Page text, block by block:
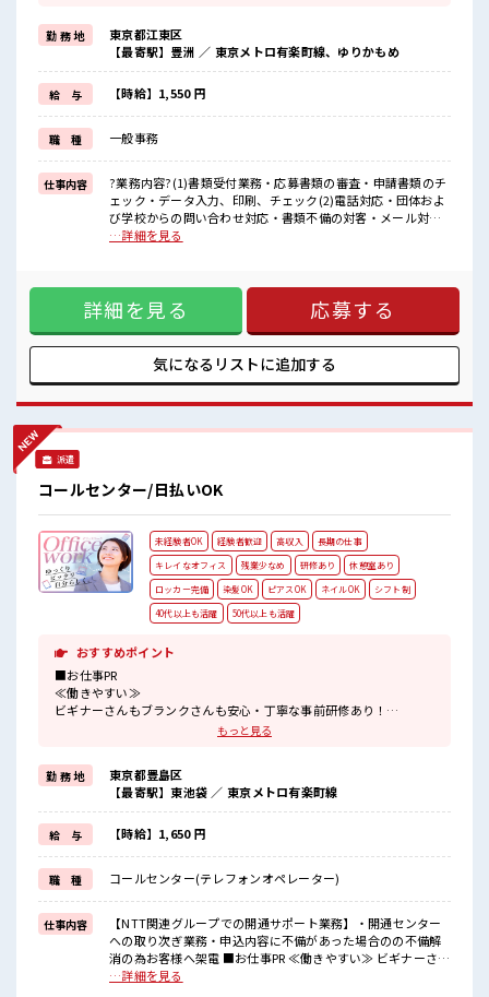
ビギナーさんもブランクさんも安心・丁寧な事前研修あり！
≪経験者活躍中≫
これまでの経験を活かしませんか？
ブランクがあっても大丈夫♪
経験はちょっとだけ…という方もOK！
≪女性も働きやすい職場≫
もちろん男性の応募も歓迎ですよ！
≪時間にメリハリを≫
残業はほとんどナシ！
場合によってはお願いすることもあります♪
≪週休2日制≫
週末は家族や友人と一緒にプライベート満喫！
応募お待ちしております！
キバツ過ぎなければ髪色・髪型は自由！
あなたの個性を大事にできます♪
休憩室でホッと一息リフレッシュ！
勤 務 地
東京都江東区
【最寄駅】豊洲 ／ 東京メトロ有楽町線、ゆりかもめ
給 与 【時給】1,550 円
職 種 一般事務
仕事内容
?業務内容?(1)書類受付業務・応募書類の審査・申請書類のチ
ェック・データ入力、印刷、チェック(2)電話対応・団体およ
び学校からの問い合わせ対応・書類不備の対客・メール対応
(3)他チームのヘルプ作業有 ■お仕事PR ≪扶養内で働く≫ 扶
寧な事前研修あり！ ≪経験者活躍中≫ これまでの経験を活か
しませんか？ ブランクがあっても大丈夫♪ 経験はちょっとだ
け…という方もOK！ ≪女性も働きやすい職場≫ もちろん男
性の応募も歓迎ですよ！ ≪時間にメリハリを≫ 残業はほとん
どナシ！ 場合によってはお願いすることもあります♪ ≪週休
2日制≫ 週末は家族や友人と一緒にプライベート満喫！ ■職
待ちしております！ キバツ過ぎなければ髪色・髪型は自由！
あなたの個性を大事にできます♪ 休憩室でホッと一息リフレ
…詳細を見る
詳細を見る 応募する
気になるリストに追加する
派遣
コールセンター/日払いOK
未経験者OK 経験者歓迎 高収入
長期の仕事
キレイなオフィス
残業少なめ 研修あり
休憩室あり
ロッカー完備
染髪OK ピアスOK ネイルOK
シフト制
40代以上も活躍
50代以上も活躍
おすすめポイント
■お仕事PR
≪働きやすい≫
ビギナーさんもブランクさんも安心・丁寧な事前研修あり！
残業はほとんどナシ！
≪髪色自由で自分らしく働く≫
明るすぎたり奇抜でなければ基本的に自由！
(規定有)≪未経験でも活躍できる≫
新しいことにチャレンジするのは不安だけど、
しっかり働く環境が整っています！
イチからスキルUP・ステップUP目指していきましょう！
■職場の雰囲気
明るすぎたり奇抜過ぎなければヘアカラーOK！
休憩室完備でランチや休憩も充実しそう♪
職場にはロッカー完備！
私物の置きすぎには注意が必要ですね★
もっと見る
勤 務 地
東京都豊島区
【最寄駅】東池袋 ／ 東京メトロ有楽町線
給 与 【時給】1,650 円
職 種 コールセンター(テレフォンオペレーター)
仕事内容
【NTT関連グループでの開通サポート業務】・開通センター
への取り次ぎ業務・申込内容に不備があった場合のの不備解
消の為お客様へ架電 ■お仕事PR ≪働きやすい≫ ビギナーさん
もブランクさんも安心・丁寧な事前研修あり！ ≪無理なく働
…詳細を見る